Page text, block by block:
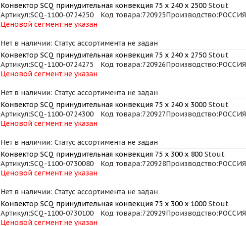
Конвектор SCQ принудительная конвекция 75 x 240 x 2500Stout
Артикул:SCQ-1100-0724250 Код товара:720925Производство:РОССИЯ
Ценовой сегмент:не указан
Нет в наличии: Статус ассортимента не задан
Конвектор SCQ принудительная конвекция 75 x 240 x 2750Stout
Артикул:SCQ-1100-0724275 Код товара:720926Производство:РОССИЯ
Ценовой сегмент:не указан
Нет в наличии: Статус ассортимента не задан
Конвектор SCQ принудительная конвекция 75 x 240 x 3000Stout
Артикул:SCQ-1100-0724300 Код товара:720927Производство:РОССИЯ
Ценовой сегмент:не указан
Нет в наличии: Статус ассортимента не задан
Конвектор SCQ принудительная конвекция 75 x 300 x 800Stout
Артикул:SCQ-1100-0730080 Код товара:720928Производство:РОССИЯ
Ценовой сегмент:не указан
Нет в наличии: Статус ассортимента не задан
Конвектор SCQ принудительная конвекция 75 x 300 x 1000Stout
Артикул:SCQ-1100-0730100 Код товара:720929Производство:РОССИЯ
Ценовой сегмент:не указан